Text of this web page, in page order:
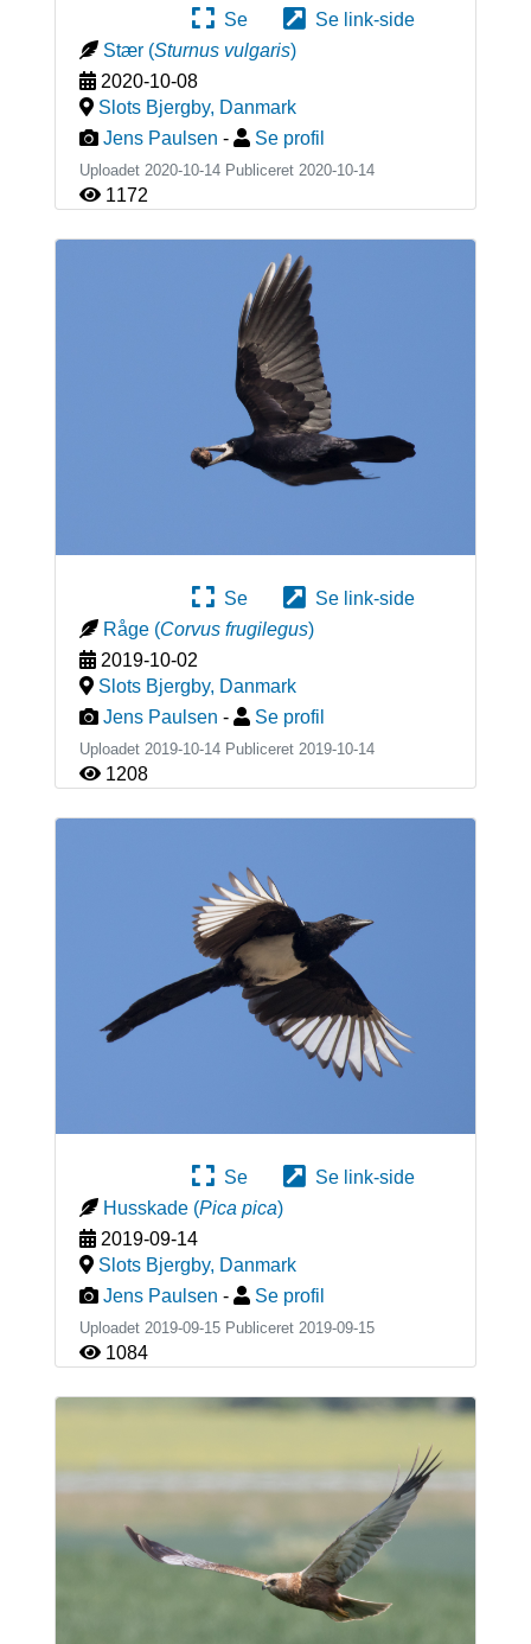
Se
Se link-side
Stær (Sturnus vulgaris)
2020-10-08
Slots Bjergby, Danmark
Jens Paulsen - Se profil
Uploadet 2020-10-14 Publiceret 2020-10-14
1172
Se
Se link-side
Råge (Corvus frugilegus)
2019-10-02
Slots Bjergby, Danmark
Jens Paulsen - Se profil
Uploadet 2019-10-14 Publiceret 2019-10-14
1208
Se
Se link-side
Husskade (Pica pica)
2019-09-14
Slots Bjergby, Danmark
Jens Paulsen - Se profil
Uploadet 2019-09-15 Publiceret 2019-09-15
1084